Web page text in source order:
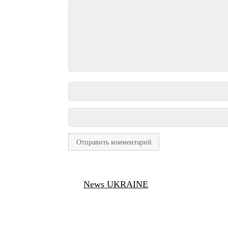
News UKRAINE